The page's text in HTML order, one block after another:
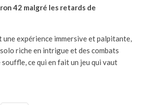
42 malgré les retards de
une expérience immersive et palpitante,
riche en intrigue et des combats
ce qui en fait un jeu qui vaut